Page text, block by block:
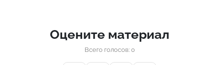
Оцените материал
Всего голосов: 0